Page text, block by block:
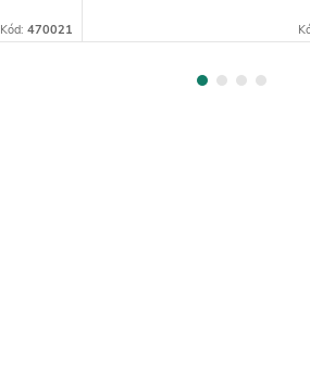
Kód: 470021